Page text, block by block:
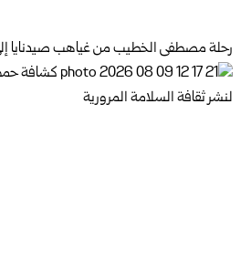
رحلة مصطفى الخطيب من غياهب صيدنايا